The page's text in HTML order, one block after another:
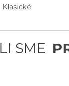
Klasické